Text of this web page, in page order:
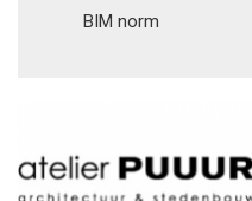
BIM norm